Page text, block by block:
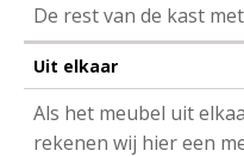
De rest van de kast
Uit elkaar
Als het meubel uit
rekenen wij hier een